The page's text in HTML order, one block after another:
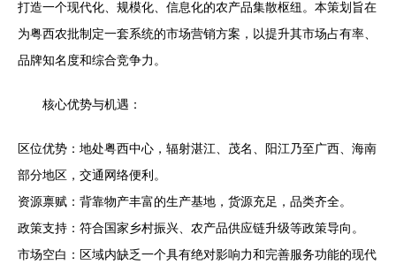
打造一个现代化、规模化、信息化的农产品集散枢纽。本策划旨在
为粤西农批制定一套系统的市场营销方案，以提升其市场占有率、
品牌知名度和综合竞争力。
核心优势与机遇：
区位优势：地处粤西中心，辐射湛江、茂名、阳江乃至广西、海南
部分地区，交通网络便利。
资源禀赋：背靠物产丰富的生产基地，货源充足，品类齐全。
政策支持：符合国家乡村振兴、农产品供应链升级等政策导向。
市场空白：区域内缺乏一个具有绝对影响力和完善服务功能的现代